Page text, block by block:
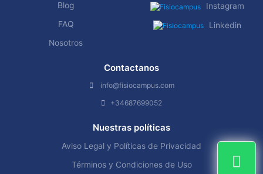
Blog
FAQ
Nosotros
Instagram
Linkedin
Contactanos
info@fisiocampus.com
+34687699052
Nuestras políticas
Aviso Legal y Políticas de Privacidad
Términos y Condiciones de Uso